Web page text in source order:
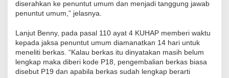
diserahkan ke penuntut umum dan menjadi tanggung jawab
penuntut umum,” jelasnya.
Lanjut Benny, pada pasal 110 ayat 4 KUHAP memberi waktu
kepada jaksa penuntut umum diamanatkan 14 hari untuk
meneliti berkas. “Kalau berkas itu dinyatakan masih belum
lengkap maka diberi kode P18, pengembalian berkas biasa
disebut P19 dan apabila berkas sudah lengkap berarti